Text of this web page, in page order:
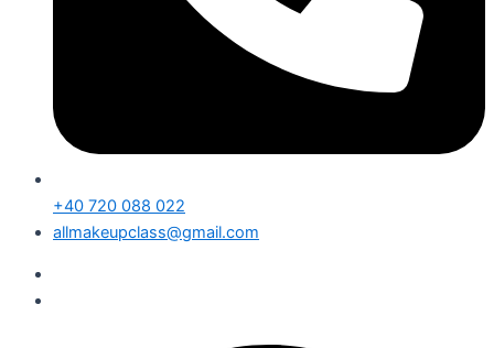
+40 720 088 022
allmakeupclass@gmail.com